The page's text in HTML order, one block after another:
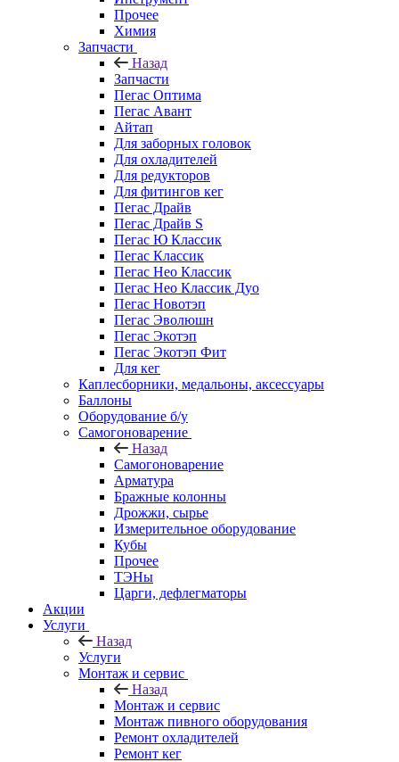
Прочее
Химия
Запчасти
Назад
Запчасти
Пегас Оптима
Пегас Авант
Айтап
Для заборных головок
Для охладителей
Для редукторов
Для фитингов кег
Пегас Драйв
Пегас Драйв S
Пегас Ю Классик
Пегас Классик
Пегас Нео Классик
Пегас Нео Классик Дуо
Пегас Новотэп
Пегас Эволюшн
Пегас Экотэп
Пегас Экотэп Фит
Для кег
Каплесборники, медальоны, аксессуары
Баллоны
Оборудование б/у
Самогоноварение
Назад
Самогоноварение
Арматура
Бражные колонны
Дрожжи, сырье
Измерительное оборудование
Кубы
Прочее
ТЭНы
Царги, дефлегматоры
Акции
Услуги
Назад
Услуги
Монтаж и сервис
Назад
Монтаж и сервис
Монтаж пивного оборудования
Ремонт охладителей
Ремонт кег